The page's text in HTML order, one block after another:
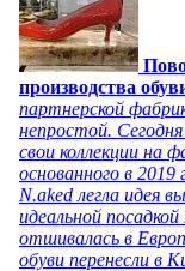
производства
партнерской
непростой.
свои коллекции на
основанного в
N.aked легла идея
идеальной
отшивалась в
обуви перенесли в